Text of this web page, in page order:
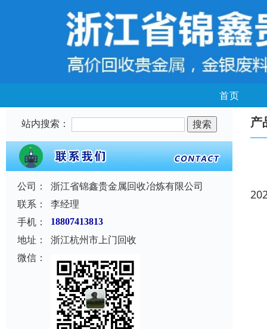
首页
站内搜索：
公司：
浙江省锦鑫贵金属回收冶炼有限公司
联系：
李经理
手机：
18807413813
地址：
浙江杭州市上门回收
微信：
产